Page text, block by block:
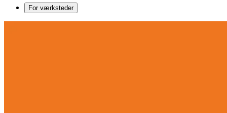
For værksteder